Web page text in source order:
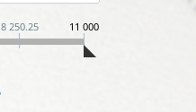
8 250.25 11 000